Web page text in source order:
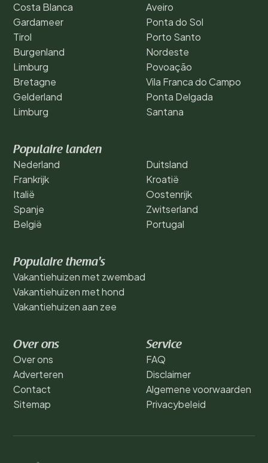
Costa Blanca
Gardameer
Tirol
Burgenland
Limburg
Bretagne
Gelderland
Limburg
Aveiro
Ponta do Sol
Porto Santo
Nordeste
Povoação
Vila Franca do Campo
Ponta Delgada
Santana
Populaire landen
Nederland
Frankrijk
Italië
Spanje
België
Duitsland
Kroatië
Oostenrijk
Zwitserland
Portugal
Populaire thema's
Vakantiehuizen met zwembad
Vakantiehuizen met hond
Vakantiehuizen aan zee
Over ons
Over ons
Adverteren
Contact
Sitemap
Service
FAQ
Disclaimer
Algemene voorwaarden
Privacybeleid